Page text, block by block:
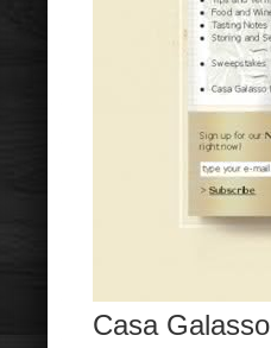
Casa Galasso